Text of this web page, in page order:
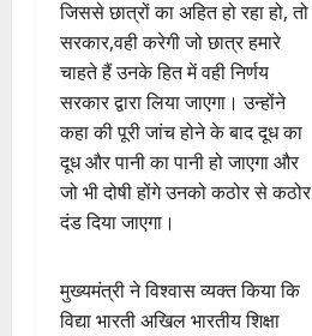
जिससे छात्रों का अहित हो रहा हो, तो
सरकार,वही करेगी जो छात्र हमारे
चाहते हैं उनके हित में वही निर्णय
सरकार द्वारा लिया जाएगा। उन्होंने
कहा की पूरी जांच होने के बाद दूध का
दूध और पानी का पानी हो जाएगा और
जो भी दोषी होंगे उनको कठोर से कठोर
दंड दिया जाएगा।
मुख्यमंत्री ने विश्वास व्यक्त किया कि
विद्या भारती अखिल भारतीय शिक्षा